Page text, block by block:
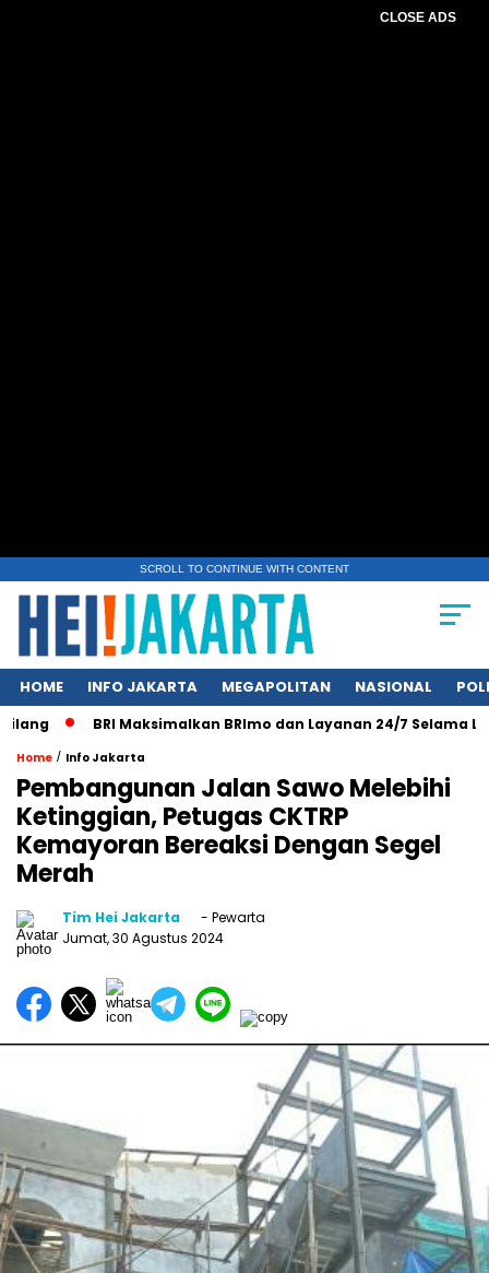
CLOSE ADS
SCROLL TO CONTINUE WITH CONTENT
HOME INFO JAKARTA MEGAPOLITAN NASIONAL
BRI Maksimalkan BRImo dan Layanan 24/7 Selama
Home / Info Jakarta
Pembangunan Jalan Sawo Melebihi
Ketinggian, Petugas CKTRP
Kemayoran Bereaksi Dengan Segel
Merah
Tim Hei Jakarta
- Pewarta
Jumat, 30 Agustus 2024